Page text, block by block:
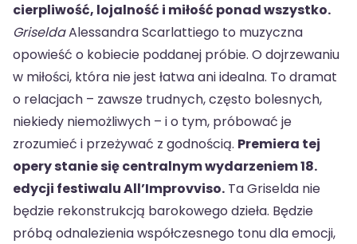
cierpliwość, lojalność i miłość ponad wszystko.
GriseldaAlessandra Scarlattiego to muzyczna
opowieść o kobiecie poddanej próbie. O dojrzewaniu
w miłości, która nie jest łatwa ani idealna. To dramat
o relacjach – zawsze trudnych, często bolesnych,
niekiedy niemożliwych – i o tym, próbować je
zrozumieć i przeżywać z godnością. Premiera tej
opery stanie się centralnym wydarzeniem 18.
edycji festiwalu All’Improvviso. Ta Griselda nie
będzie rekonstrukcją barokowego dzieła. Będzie
próbą odnalezienia współczesnego tonu dla emocji,